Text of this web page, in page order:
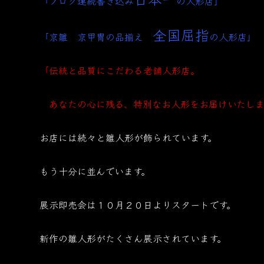
「京雛 京甲冑の品揃え 全国屈指の人形店」
「伝統と品質にこだわる老舗人形店。
あなたの心に残る、特別なお人形をお届けいたし
お店には続々と雛人形が飾られています。
もう十分に並んでいます。
展示即売会は１０月２０日よりスタートです。
新作の雛人形がたくさん展示されています。